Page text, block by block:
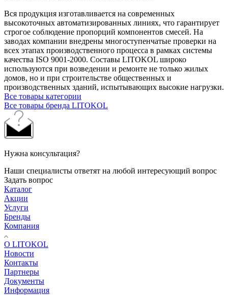
Вся продукция изготавливается на современных
высокоточных автоматизированных линиях, что гарантирует
строгое соблюдение пропорций компонентов смесей. На
заводах компании внедрены многоступенчатые проверки на
всех этапах производственного процесса в рамках системы
качества ISO 9001-2000. Составы LITOKOL широко
используются при возведении и ремонте не только жилых
домов, но и при строительстве общественных и
производственных зданий, испытывающих высокие нагрузки.
Все товары категории
Все товары бренда LITOKOL
Нужна консультация?
Наши специалисты ответят на любой интересующий вопрос
Задать вопрос
Каталог
Акции
Услуги
Бренды
Компания
О LITOKOL
Новости
Контакты
Партнеры
Документы
Информация